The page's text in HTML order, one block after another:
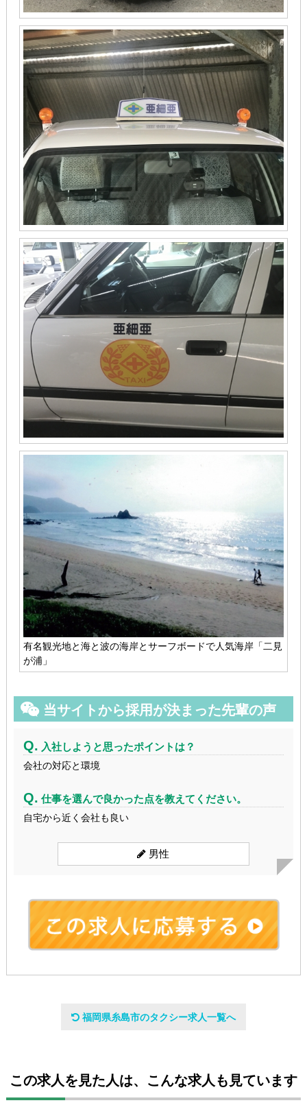
有名観光地と海と波の海岸とサーフボードで人気海岸「二見
が浦」
当サイトから採用が決まった先輩の声
Q. 入社しようと思ったポイントは？
会社の対応と環境
Q. 仕事を選んで良かった点を教えてください。
自宅から近く会社も良い
男性
会社名
代表取締役社長 結城慎也
福岡県糸島市のタクシー求人一覧へ
この求人を見た人は、こんな求人も見ています